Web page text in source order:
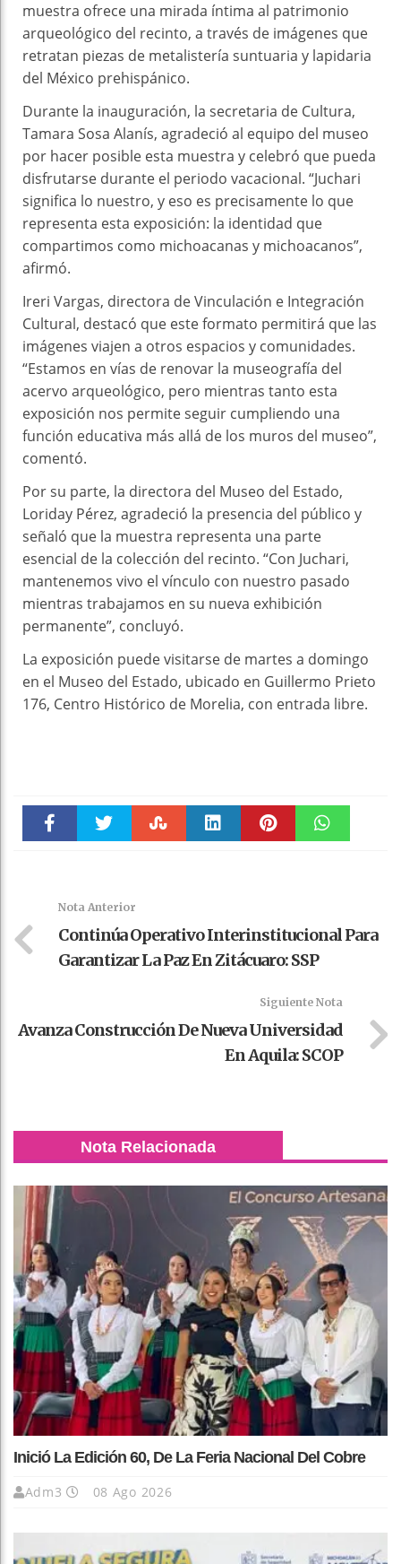
muestra ofrece una mirada íntima al patrimonio
arqueológico del recinto, a través de imágenes que
retratan piezas de metalistería suntuaria y lapidaria
del México prehispánico.
Durante la inauguración, la secretaria de Cultura,
Tamara Sosa Alanís, agradeció al equipo del museo
por hacer posible esta muestra y celebró que pueda
disfrutarse durante el periodo vacacional. “Juchari
significa lo nuestro, y eso es precisamente lo que
representa esta exposición: la identidad que
compartimos como michoacanas y michoacanos”,
afirmó.
Ireri Vargas, directora de Vinculación e Integración
Cultural, destacó que este formato permitirá que las
imágenes viajen a otros espacios y comunidades.
“Estamos en vías de renovar la museografía del
acervo arqueológico, pero mientras tanto esta
exposición nos permite seguir cumpliendo una
función educativa más allá de los muros del museo”,
comentó.
Por su parte, la directora del Museo del Estado,
Loriday Pérez, agradeció la presencia del público y
señaló que la muestra representa una parte
esencial de la colección del recinto. “Con Juchari,
mantenemos vivo el vínculo con nuestro pasado
mientras trabajamos en su nueva exhibición
permanente”, concluyó.
La exposición puede visitarse de martes a domingo
en el Museo del Estado, ubicado en Guillermo Prieto
176, Centro Histórico de Morelia, con entrada libre.
Nota Anterior
Continúa Operativo Interinstitucional Para
Garantizar La Paz En Zitácuaro: SSP
Siguiente Nota
Avanza Construcción De Nueva Universidad
En Aquila: SCOP
Nota Relacionada
Inició La Edición 60, De La Feria Nacional Del Cobre
Adm3 08 Ago 2026